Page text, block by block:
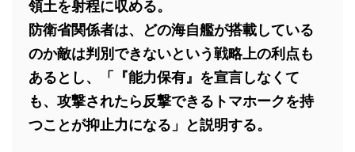
領土を射程に収める。
防衛省関係者は、どの海自艦が搭載している
のか敵は判別できないという戦略上の利点も
あるとし、「『能力保有』を宣言しなくて
も、攻撃されたら反撃できるトマホークを持
つことが抑止力になる」と説明する。